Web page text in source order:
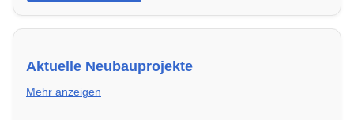
Aktuelle Neubauprojekte
Mehr anzeigen